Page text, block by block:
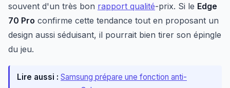
souvent d'un très bon rapport qualité-prix. Si le Edge
70 Pro confirme cette tendance tout en proposant un
design aussi séduisant, il pourrait bien tirer son épingle
du jeu.
Lire aussi : Samsung prépare une fonction anti-